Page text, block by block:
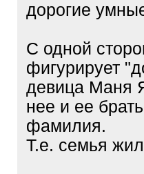
дорогие
С одной
фигурирует
девица Маня
нее и ее
фамилия.
Т.е. семья